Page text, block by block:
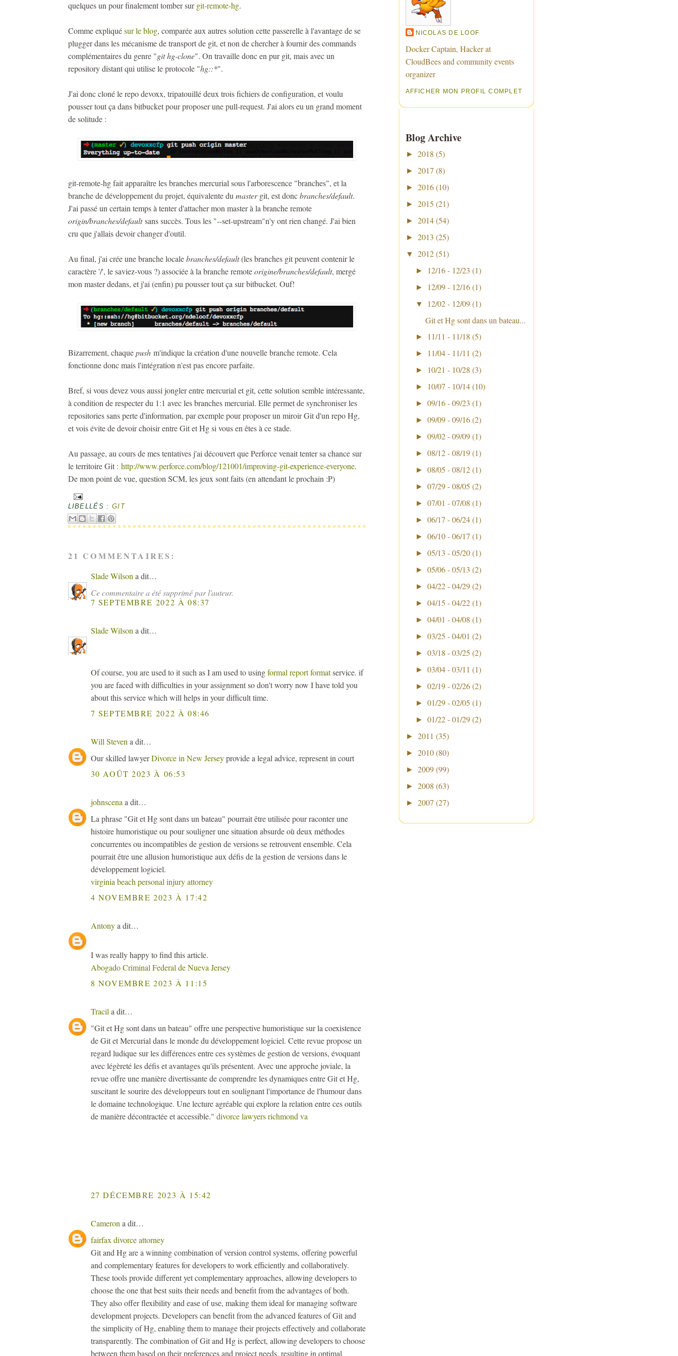
quelques un pour finalement tomber surgit-remote-hg.
Comme expliquésur le blog, comparée aux autres solution cette passerelle à l'avantage de se
plugger dans les mécanisme de transport de git, et non de chercher à fournir des commands
complémentaires du genre "git hg-clone". On travaille donc en pur git, mais avec un
repository distant qui utilise le protocole "hg::*".
J'ai donc cloné le repo devoxx, tripatouillé deux trois fichiers de configuration, et voulu
pousser tout ça dans bitbucket pour proposer une pull-request. J'ai alors eu un grand moment
de solitude :
git-remote-hg fait apparaître les branches mercurial sous l'arborescence "branches", et la
branche de développement du projet, équivalente du mastergit, est doncbranches/default.
J'ai passé un certain temps à tenter d'attacher mon master à la branche remote
origin/branches/defaultsans succès. Tous les "--set-upstream"n'y ont rien changé. J'ai bien
cru que j'allais devoir changer d'outil.
Au final, j'ai crée une branche localebranches/default(les branches git peuvent contenir le
caractère '/', le saviez-vous ?) associée à la branche remoteorigine/branches/default, mergé
mon master dedans, et j'ai (enfin) pu pousser tout ça sur bitbucket. Ouf!
Bizarrement, chaquepushm'indique la création d'une nouvelle branche remote. Cela
fonctionne donc mais l'intégration n'est pas encore parfaite.
Bref, si vous devez vous aussi jongler entre mercurial et git, cette solution semble intéressante,
à condition de respecter du 1:1 avec les branches mercurial. Elle permet de synchroniser les
repositories sans perte d'information, par exemple pour proposer un miroir Git d'un repo Hg,
et vois évite de devoir choisir entre Git et Hg si vous en êtes à ce stade.
Au passage, au cours de mes tentatives j'ai découvert que Perforce venait tenter sa chance sur
le territoire Git : http://www.perforce.com/blog/121001/improving-git-experience-everyone.
De mon point de vue, question SCM, les jeux sont faits (en attendant le prochain :P)
LIBELLÉS : GIT
21 COMMENTAIRES:
Slade Wilsona dit…
Ce commentaire a été supprimé par l'auteur.
7 SEPTEMBRE 2022 À 08:37
Slade Wilsona dit…
Of course, you are used to it such as I am used to usingformal report formatservice. if
you are faced with difficulties in your assignment so don't worry now I have told you
about this service which will helps in your difficult time.
7 SEPTEMBRE 2022 À 08:46
Will Stevena dit…
Our skilled lawyerDivorce in New Jerseyprovide a legal advice, represent in court
30 AOÛT 2023 À 06:53
johnscenaa dit…
La phrase "Git et Hg sont dans un bateau" pourrait être utilisée pour raconter une
histoire humoristique ou pour souligner une situation absurde où deux méthodes
concurrentes ou incompatibles de gestion de versions se retrouvent ensemble. Cela
pourrait être une allusion humoristique aux défis de la gestion de versions dans le
développement logiciel.
virginia beach personal injury attorney
4 NOVEMBRE 2023 À 17:42
Antonya dit…
I was really happy to find this article.
Abogado Criminal Federal de Nueva Jersey
8 NOVEMBRE 2023 À 11:15
Tracila dit…
"Git et Hg sont dans un bateau" offre une perspective humoristique sur la coexistence
de Git et Mercurial dans le monde du développement logiciel. Cette revue propose un
regard ludique sur les différences entre ces systèmes de gestion de versions, évoquant
avec légèreté les défis et avantages qu'ils présentent. Avec une approche joviale, la
revue offre une manière divertissante de comprendre les dynamiques entre Git et Hg,
suscitant le sourire des développeurs tout en soulignant l'importance de l'humour dans
le domaine technologique. Une lecture agréable qui explore la relation entre ces outils
de manière décontractée et accessible." divorce lawyers richmond va
27 DÉCEMBRE 2023 À 15:42
Camerona dit…
fairfax divorce attorney
Git and Hg are a winning combination of version control systems, offering powerful
and complementary features for developers to work efficiently and collaboratively.
These tools provide different yet complementary approaches, allowing developers to
choose the one that best suits their needs and benefit from the advantages of both.
They also offer flexibility and ease of use, making them ideal for managing software
development projects. Developers can benefit from the advanced features of Git and
the simplicity of Hg, enabling them to manage their projects effectively and collaborate
transparently. The combination of Git and Hg is perfect, allowing developers to choose
between them based on their preferences and project needs, resulting in optimal
NICOLAS DE LOOF
Docker Captain, Hacker at
CloudBees and community events
organizer
AFFICHER MON PROFIL COMPLET
Blog Archive
► 2018 (5)
► 2017 (8)
► 2016 (10)
► 2015 (21)
► 2014 (54)
► 2013 (25)
▼ 2012 (51)
► 12/16 - 12/23 (1)
► 12/09 - 12/16 (1)
▼ 12/02 - 12/09 (1)
Git et Hg sont dans un bateau...
► 11/11 - 11/18 (5)
► 11/04 - 11/11 (2)
► 10/21 - 10/28 (3)
► 10/07 - 10/14 (10)
► 09/16 - 09/23 (1)
► 09/09 - 09/16 (2)
► 09/02 - 09/09 (1)
► 08/12 - 08/19 (1)
► 08/05 - 08/12 (1)
► 07/29 - 08/05 (2)
► 07/01 - 07/08 (1)
► 06/17 - 06/24 (1)
► 06/10 - 06/17 (1)
► 05/13 - 05/20 (1)
► 05/06 - 05/13 (2)
► 04/22 - 04/29 (2)
► 04/15 - 04/22 (1)
► 04/01 - 04/08 (1)
► 03/25 - 04/01 (2)
► 03/18 - 03/25 (2)
► 03/04 - 03/11 (1)
► 02/19 - 02/26 (2)
► 01/29 - 02/05 (1)
► 01/22 - 01/29 (2)
► 2011 (35)
► 2010 (80)
► 2009 (99)
► 2008 (63)
► 2007 (27)